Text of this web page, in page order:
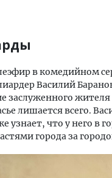
в комедийном
Василий
заслуженного
лишается всего.
что у него в
города за